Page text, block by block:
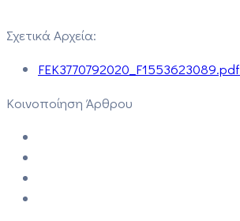
Σχετικά Αρχεία:
FEK3770792020_F1553623089.pdf
Κοινοποίηση Άρθρου